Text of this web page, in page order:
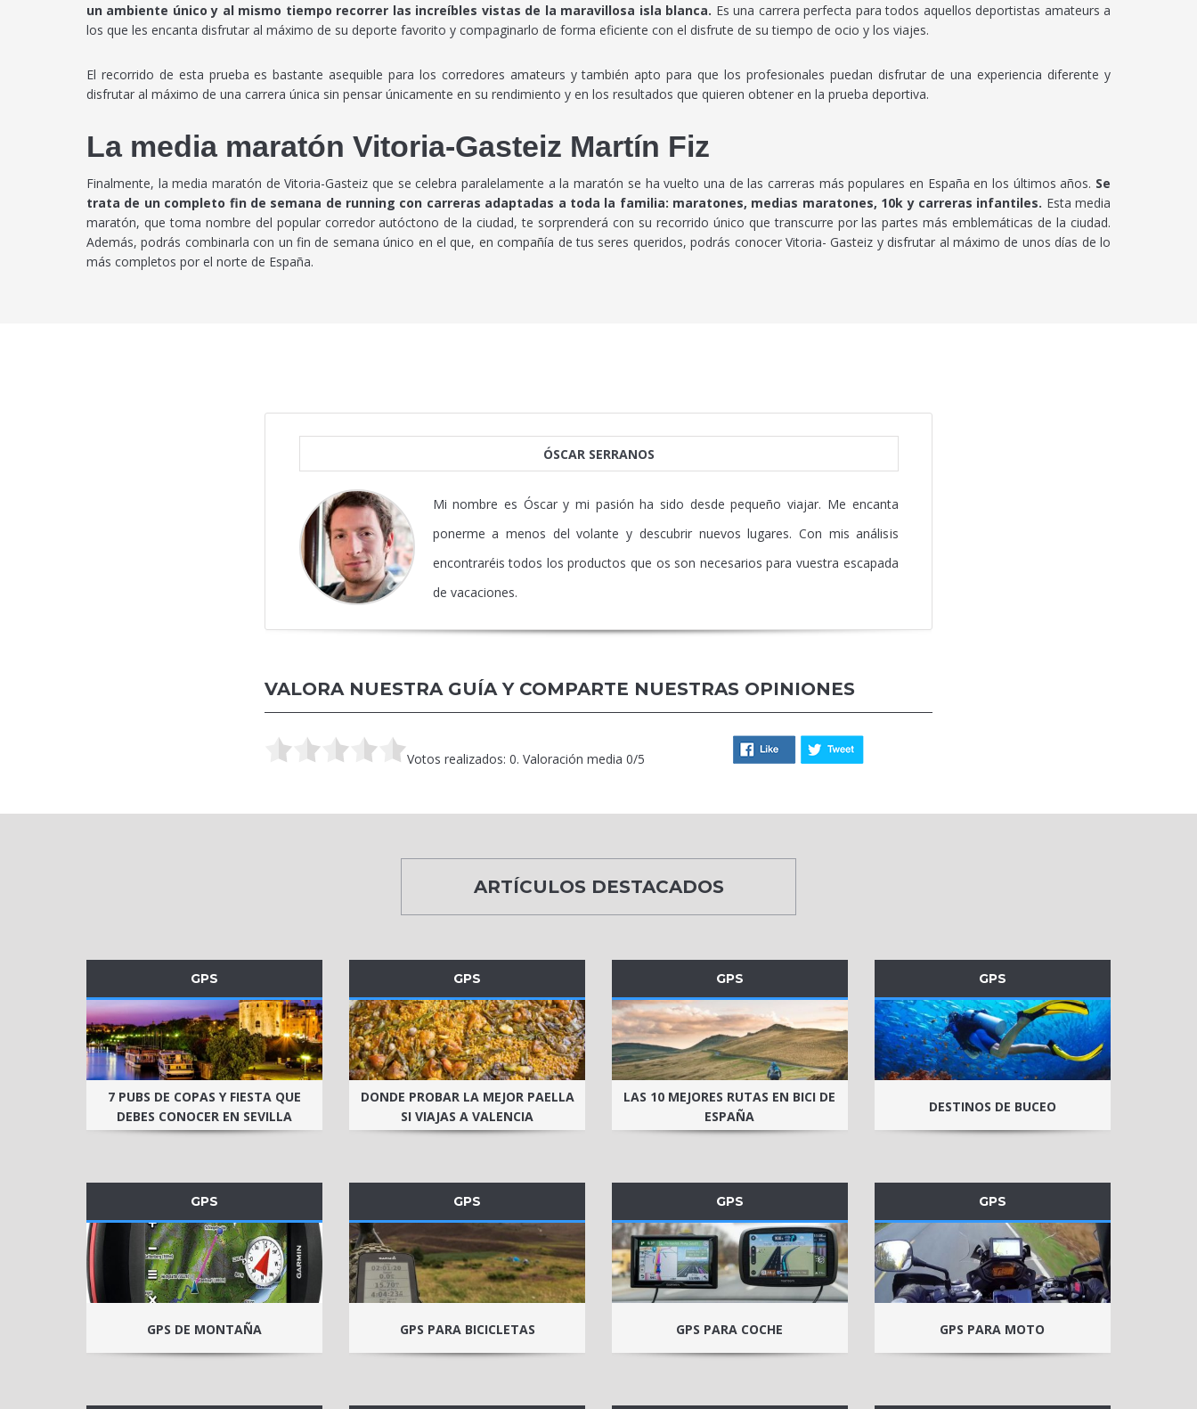
un ambiente único y al mismo tiempo recorrer las increíbles vistas de la maravillosa isla blanca. Es una carrera perfecta para todos aquellos deportistas amateurs a
los que les encanta disfrutar al máximo de su deporte favorito y compaginarlo de forma eficiente con el disfrute de su tiempo de ocio y los viajes.
El recorrido de esta prueba es bastante asequible para los corredores amateurs y también apto para que los profesionales puedan disfrutar de una experiencia diferente y
disfrutar al máximo de una carrera única sin pensar únicamente en su rendimiento y en los resultados que quieren obtener en la prueba deportiva.
La media maratón Vitoria-Gasteiz Martín Fiz
Finalmente, la media maratón de Vitoria-Gasteiz que se celebra paralelamente a la maratón se ha vuelto una de las carreras más populares en España en los últimos años. Se
trata de un completo fin de semana de running con carreras adaptadas a toda la familia: maratones, medias maratones, 10k y carreras infantiles. Esta media
maratón, que toma nombre del popular corredor autóctono de la ciudad, te sorprenderá con su recorrido único que transcurre por las partes más emblemáticas de la ciudad.
Además, podrás combinarla con un fin de semana único en el que, en compañía de tus seres queridos, podrás conocer Vitoria- Gasteiz y disfrutar al máximo de unos días de lo
más completos por el norte de España.
ÓSCAR SERRANOS
Mi nombre es Óscar y mi pasión ha sido desde pequeño viajar. Me encanta
ponerme a menos del volante y descubrir nuevos lugares. Con mis análisis
encontraréis todos los productos que os son necesarios para vuestra escapada
de vacaciones.
VALORA NUESTRA GUÍA Y COMPARTE NUESTRAS OPINIONES
Votos realizados: 0. Valoración media 0/5
ARTÍCULOS DESTACADOS
GPS
7 PUBS DE COPAS Y FIESTA QUE
DEBES CONOCER EN SEVILLA
GPS
DONDE PROBAR LA MEJOR PAELLA
SI VIAJAS A VALENCIA
GPS
LAS 10 MEJORES RUTAS EN BICI DE
ESPAÑA
GPS
DESTINOS DE BUCEO
GPS
GPS DE MONTAÑA
GPS
GPS PARA BICICLETAS
GPS
GPS PARA COCHE
GPS
GPS PARA MOTO